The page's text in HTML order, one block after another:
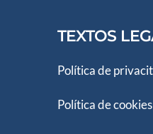
TEXTOS
Política de
Política de cookies